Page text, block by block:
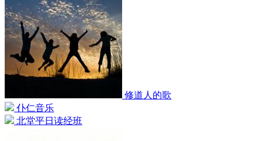
修道人的歌
仆仁音乐
北堂平日读经班